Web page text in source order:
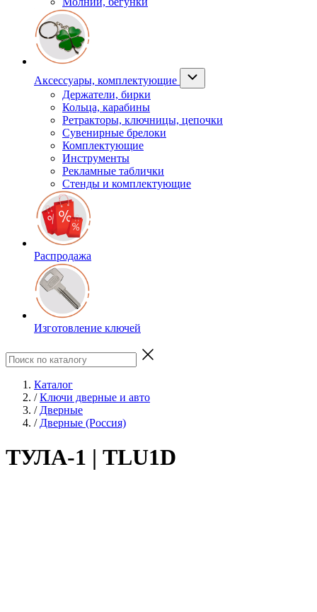
Аксессуары, комплектующие
Держатели, бирки
Кольца, карабины
Ретракторы, ключницы, цепочки
Сувенирные брелоки
Комплектующие
Инструменты
Рекламные таблички
Стенды и комплектующие
Распродажа
Изготовление ключей
Каталог
/ Ключи дверные и авто
/ Дверные
/ Дверные (Россия)
ТУЛА-1 | TLU1D